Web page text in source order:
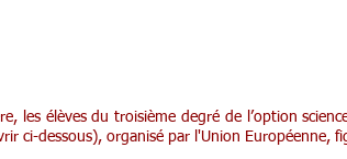
les élèves du troisième degré de l’option
ci-dessous), organisé par l'Union Européenne,